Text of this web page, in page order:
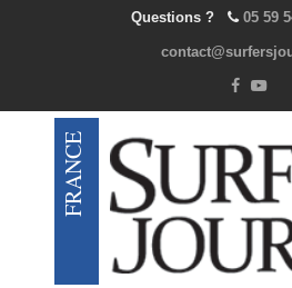
Questions ? 05 59